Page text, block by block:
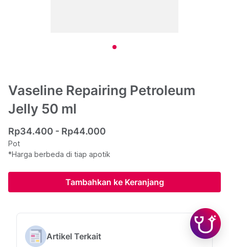
Vaseline Repairing Petroleum
Jelly 50 ml
Rp34.400 - Rp44.000
Pot
*Harga berbeda di tiap apotik
Tambahkan ke Keranjang
Artikel Terkait